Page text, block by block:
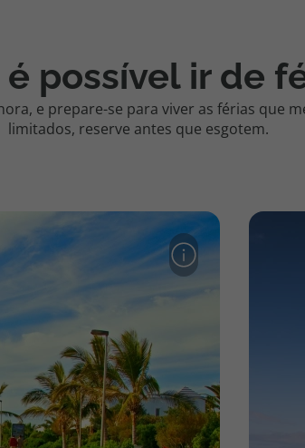
possível ir de
e prepare-se para viver as férias que
limitados, reserve antes que esgotem.